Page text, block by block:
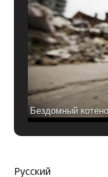
Бездомный
Русский